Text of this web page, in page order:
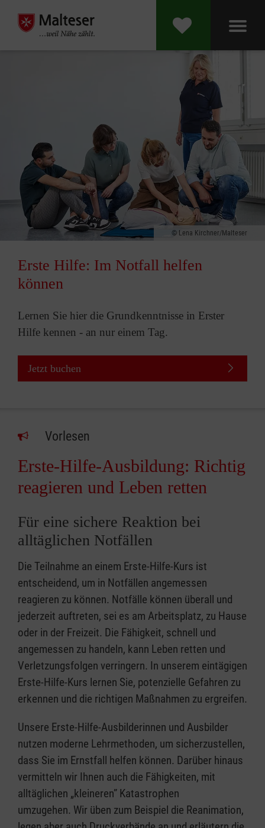
Lena Kirchner/Malteser
Erste Hilfe: Im Notfall helfen
können
Lernen Sie hier die Grundkenntnisse in Erster
Hilfe kennen - an nur einem Tag.
Jetzt buchen
Vorlesen
Erste-Hilfe-Ausbildung: Richtig
reagieren und Leben retten
Für eine sichere Reaktion bei
alltäglichen Notfällen
Die Teilnahme an einem Erste-Hilfe-Kurs ist
entscheidend, um in Notfällen angemessen
reagieren zu können. Notfälle können überall und
jederzeit auftreten, sei es am Arbeitsplatz, zu Hause
oder in der Freizeit. Die Fähigkeit, schnell und
angemessen zu handeln, kann Leben retten und
Verletzungsfolgen verringern. In unserem eintägigen
Erste-Hilfe-Kurs lernen Sie, potenzielle Gefahren zu
erkennen und die richtigen Maßnahmen zu ergreifen.
Unsere Erste-Hilfe-Ausbilderinnen und Ausbilder
nutzen moderne Lehrmethoden, um sicherzustellen,
dass Sie im Ernstfall helfen können. Darüber hinaus
vermitteln wir Ihnen auch die Fähigkeiten, mit
alltäglichen „kleineren” Katastrophen
umzugehen. Wir üben zum Beispiel die Reanimation,